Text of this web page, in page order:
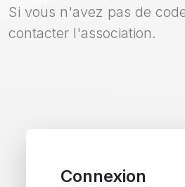
Si vous n'avez pas de
contacter l'association.
Connexion